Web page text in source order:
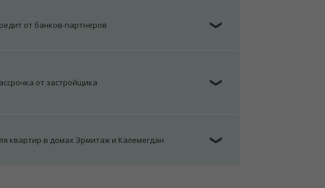
от банков-партнеров ❯
от застройщика ❯
квартир в домах Эрмитаж и Калемегдан ❯